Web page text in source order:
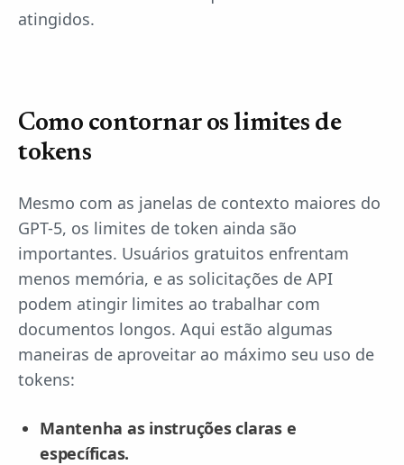
atingidos.
Como contornar os limites de
tokens
Mesmo com as janelas de contexto maiores do
GPT-5, os limites de token ainda são
importantes. Usuários gratuitos enfrentam
menos memória, e as solicitações de API
podem atingir limites ao trabalhar com
documentos longos. Aqui estão algumas
maneiras de aproveitar ao máximo seu uso de
tokens:
Mantenha as instruções claras e
específicas.